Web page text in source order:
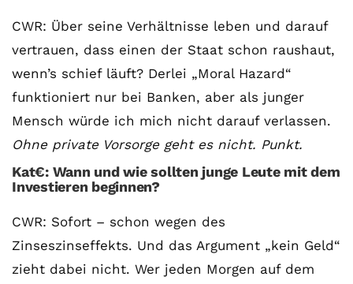
CWR: Über seine Verhältnisse leben und darauf
vertrauen, dass einen der Staat schon raushaut,
wenn’s schief läuft? Derlei „Moral Hazard“
funktioniert nur bei Banken, aber als junger
Mensch würde ich mich nicht darauf verlassen.
Ohne private Vorsorge geht es nicht. Punkt.
Kat€: Wann und wie sollten junge Leute mit dem
Investieren beginnen?
CWR: Sofort – schon wegen des
Zinseszinseffekts. Und das Argument „kein Geld“
zieht dabei nicht. Wer jeden Morgen auf dem